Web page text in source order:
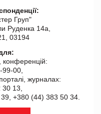
Груп"
Руденка 14а,
03194
конференцій:
00,
журналах:
13,
+380 (44) 383 50 34.